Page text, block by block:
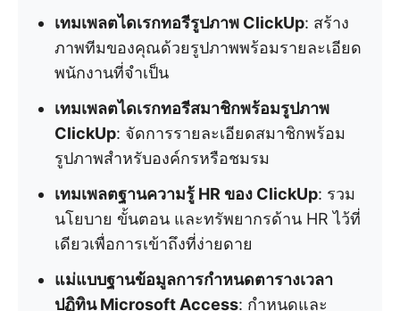
เทมเพลตไดเรกทอรีรูปภาพ ClickUp: สร้าง
ภาพทีมของคุณด้วยรูปภาพพร้อมรายละเอียด
พนักงานที่จำเป็น
เทมเพลตไดเรกทอรีสมาชิกพร้อมรูปภาพ
ClickUp: จัดการรายละเอียดสมาชิกพร้อม
รูปภาพสำหรับองค์กรหรือชมรม
เทมเพลตฐานความรู้ HR ของ ClickUp: รวม
นโยบาย ขั้นตอน และทรัพยากรด้าน HR ไว้ที่
เดียวเพื่อการเข้าถึงที่ง่ายดาย
แม่แบบฐานข้อมูลการกำหนดตารางเวลา
ปฏิทิน Microsoft Access: กำหนดและ